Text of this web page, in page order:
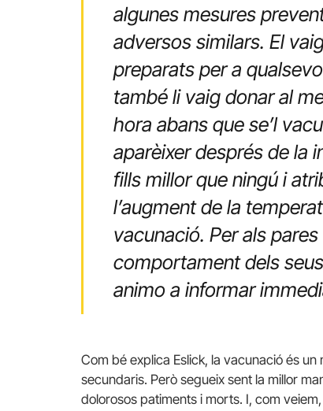
algunes mesures
adversos similars. El
preparats per a
també li vaig donar al
hora abans que se’l
aparèixer després de la
fills millor que ningú i
l’augment de la
vacunació. Per als
comportament dels
animo a informar
Com bé explica Eslick, la vacunació és
secundaris. Però segueix sent la millor
dolorosos patiments i morts. I, com